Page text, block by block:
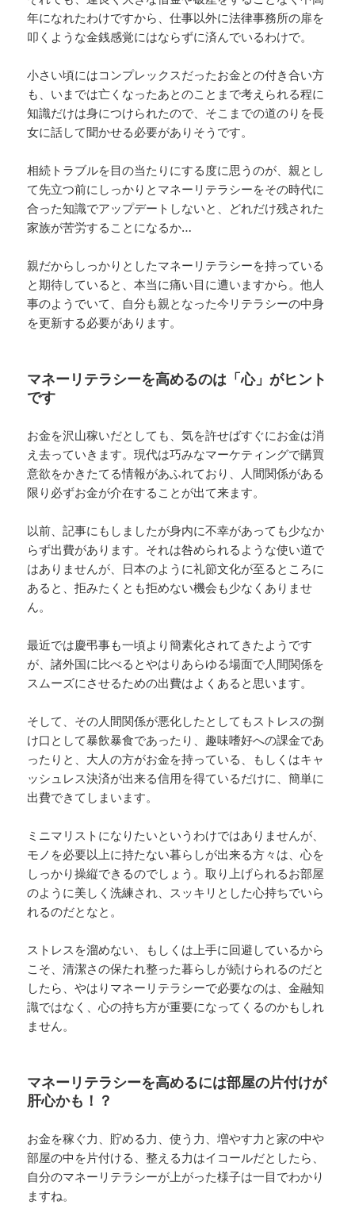
年になれたわけですから、仕事以外に法律事務所の扉を
叩くような金銭感覚にはならずに済んでいるわけで。
小さい頃にはコンプレックスだったお金との付き合い方
も、いまでは亡くなったあとのことまで考えられる程に
知識だけは身につけられたので、そこまでの道のりを長
女に話して聞かせる必要がありそうです。
相続トラブルを目の当たりにする度に思うのが、親とし
て先立つ前にしっかりとマネーリテラシーをその時代に
合った知識でアップデートしないと、どれだけ残された
家族が苦労することになるか…
親だからしっかりとしたマネーリテラシーを持っている
と期待していると、本当に痛い目に遭いますから。他人
事のようでいて、自分も親となった今リテラシーの中身
を更新する必要があります。
マネーリテラシーを高めるのは「心」がヒント
です
お金を沢山稼いだとしても、気を許せばすぐにお金は消
え去っていきます。現代は巧みなマーケティングで購買
意欲をかきたてる情報があふれており、人間関係がある
限り必ずお金が介在することが出て来ます。
以前、記事にもしましたが身内に不幸があっても少なか
らず出費があります。それは咎められるような使い道で
はありませんが、日本のように礼節文化が至るところに
あると、拒みたくとも拒めない機会も少なくありませ
ん。
最近では慶弔事も一頃より簡素化されてきたようです
が、諸外国に比べるとやはりあらゆる場面で人間関係を
スムーズにさせるための出費はよくあると思います。
そして、その人間関係が悪化したとしてもストレスの捌
け口として暴飲暴食であったり、趣味嗜好への課金であ
ったりと、大人の方がお金を持っている、もしくはキャ
ッシュレス決済が出来る信用を得ているだけに、簡単に
出費できてしまいます。
ミニマリストになりたいというわけではありませんが、
モノを必要以上に持たない暮らしが出来る方々は、心を
しっかり操縦できるのでしょう。取り上げられるお部屋
のように美しく洗練され、スッキリとした心持ちでいら
れるのだとなと。
ストレスを溜めない、もしくは上手に回避しているから
こそ、清潔さの保たれ整った暮らしが続けられるのだと
したら、やはりマネーリテラシーで必要なのは、金融知
識ではなく、心の持ち方が重要になってくるのかもしれ
ません。
マネーリテラシーを高めるには部屋の片付けが
肝心かも！？
お金を稼ぐ力、貯める力、使う力、増やす力と家の中や
部屋の中を片付ける、整える力はイコールだとしたら、
自分のマネーリテラシーが上がった様子は一目でわかり
ますね。